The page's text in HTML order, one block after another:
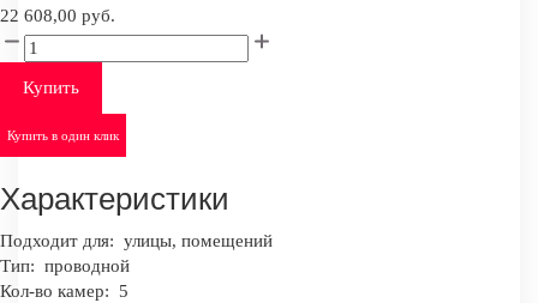
22 608,00 руб.
Купить
Купить в один клик
Характеристики
Подходит для: улицы, помещений
Тип: проводной
Кол-во камер:
5